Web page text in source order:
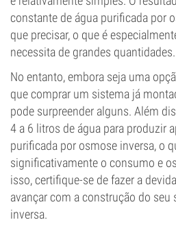
constante de água purificada por
que precisar, o que é
necessita de grandes quantidades.
No entanto, embora seja uma
que comprar um sistema já
pode surpreender alguns. Além
4 a 6 litros de água para produzir
purificada por osmose inversa, o
significativamente o consumo e
isso, certifique-se de fazer a
avançar com a construção do seu
inversa.